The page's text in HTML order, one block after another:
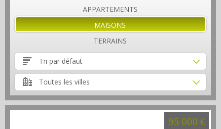
APPARTEMENTS
MAISONS
TERRAINS
Tri par défaut
Toutes les villes
95 000 €